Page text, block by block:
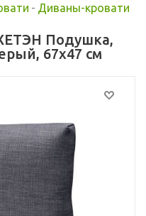
- Диваны-кровати
Подушка,
67x47 см